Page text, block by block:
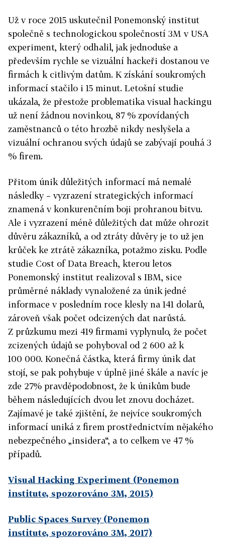
Už v roce 2015 uskutečnil Ponemonský institut
společně s technologickou společností 3M v USA
experiment, který odhalil, jak jednoduše a
především rychle se vizuální hackeři dostanou ve
firmách k citlivým datům. K získání soukromých
informací stačilo i 15 minut. Letošní studie
ukázala, že přestože problematika visual hackingu
už není žádnou novinkou, 87 % zpovídaných
zaměstnanců o této hrozbě nikdy neslyšela a
vizuální ochranou svých údajů se zabývají pouhá 3
% firem.
Přitom únik důležitých informací má nemalé
následky – vyzrazení strategických informací
znamená v konkurenčním boji prohranou bitvu.
Ale i vyzrazení méně důležitých dat může ohrozit
důvěru zákazníků, a od ztráty důvěry je to už jen
krůček ke ztrátě zákazníka, potažmo zisku. Podle
studie Cost of Data Breach, kterou letos
Ponemonský institut realizoval s IBM, sice
průměrné náklady vynaložené za únik jedné
informace v posledním roce klesly na 141 dolarů,
zároveň však počet odcizených dat narůstá.
Z průzkumu mezi 419 firmami vyplynulo, že počet
zcizených údajů se pohyboval od 2 600 až k
100 000. Konečná částka, která firmy únik dat
stojí, se pak pohybuje v úplně jiné škále a navíc je
zde 27% pravděpodobnost, že k únikům bude
během následujících dvou let znovu docházet.
Zajímavé je také zjištění, že nejvíce soukromých
informací uniká z firem prostřednictvím nějakého
nebezpečného „insidera“, a to celkem ve 47 %
případů.
Visual Hacking Experiment (Ponemon
institute, spozorováno 3M, 2015)
Public Spaces Survey (Ponemon
institute, spozorováno 3M, 2017)